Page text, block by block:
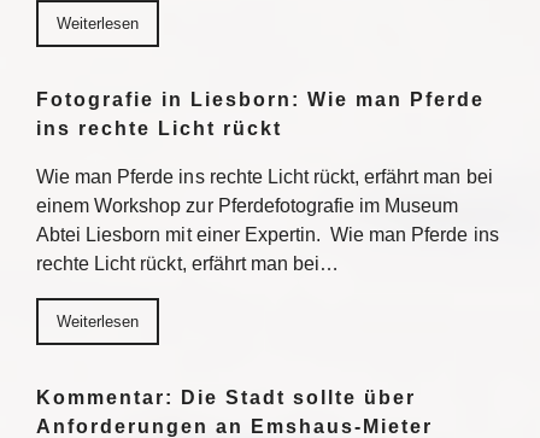
Weiterlesen
Fotografie in Liesborn: Wie man Pferde
ins rechte Licht rückt
Wie man Pferde ins rechte Licht rückt, erfährt man bei
einem Workshop zur Pferdefotografie im Museum
Abtei Liesborn mit einer Expertin. Wie man Pferde ins
rechte Licht rückt, erfährt man bei…
Weiterlesen
Kommentar: Die Stadt sollte über
Anforderungen an Emshaus-Mieter